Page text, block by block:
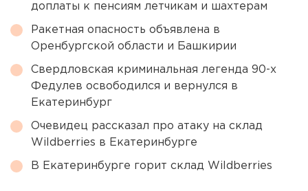
доплаты к пенсиям летчикам и шахтерам
Ракетная опасность объявлена в
Оренбургской области и Башкирии
Свердловская криминальная легенда 90-х
Федулев освободился и вернулся в
Екатеринбург
Очевидец рассказал про атаку на склад
Wildberries в Екатеринбурге
В Екатеринбурге горит склад Wildberries